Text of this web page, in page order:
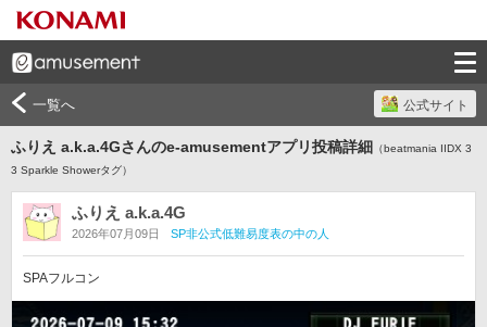
一覧へ 公式サイト
ふりえ a.k.a.4Gさんのe-amusementアプリ投稿詳細 （beatmania IIDX 3
3 Sparkle Showerタグ）
ふりえ a.k.a.4G
2026年07月09日 SP非公式低難易度表の中の人
SPAフルコン